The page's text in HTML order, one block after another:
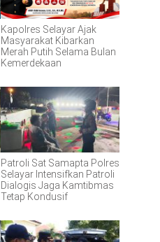
Kapolres Selayar Ajak
Masyarakat Kibarkan
Merah Putih Selama Bulan
Kemerdekaan
Patroli Sat Samapta Polres
Selayar Intensifkan Patroli
Dialogis Jaga Kamtibmas
Tetap Kondusif